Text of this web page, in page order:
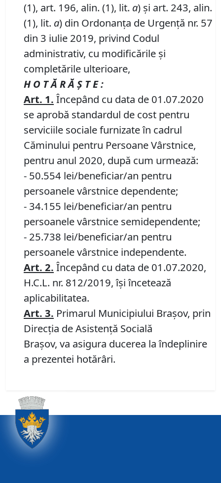
(1), art. 196, alin. (1), lit. a) și art. 243, alin.
(1), lit. a) din Ordonanța de Urgență nr. 57
din 3 iulie 2019, privind Codul
administrativ, cu modificările și
completările ulterioare,
H O T Ă R Ă Ş T E :
Art. 1. Începând cu data de 01.07.2020
se aprobă standardul de cost pentru
serviciile sociale furnizate în cadrul
Căminului pentru Persoane Vârstnice,
pentru anul 2020, după cum urmează:
- 50.554 lei/beneficiar/an pentru
persoanele vârstnice dependente;
- 34.155 lei/beneficiar/an pentru
persoanele vârstnice semidependente;
- 25.738 lei/beneficiar/an pentru
persoanele vârstnice independente.
Art. 2. Începând cu data de 01.07.2020,
H.C.L. nr. 812/2019, își încetează
aplicabilitatea.
Art. 3. Primarul Municipiului Braşov, prin
Direcția de Asistență Socială
Brașov, va asigura ducerea la îndeplinire
a prezentei hotărâri.